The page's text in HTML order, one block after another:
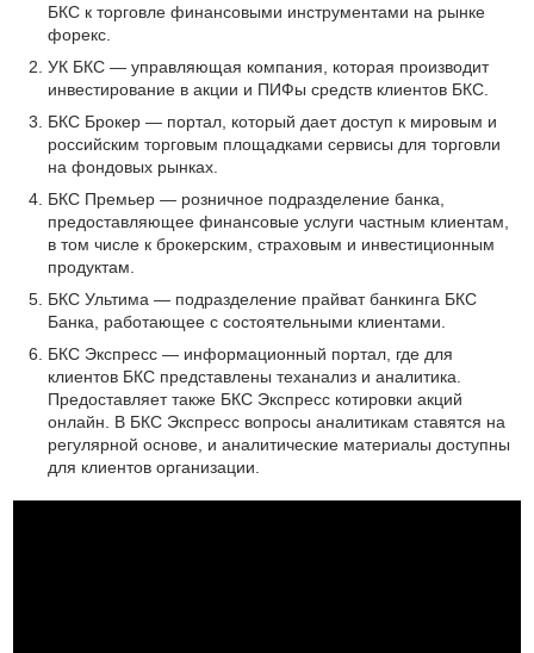
БКС к торговле финансовыми инструментами на рынке
форекс.
УК БКС — управляющая компания, которая производит
инвестирование в акции и ПИФы средств клиентов БКС.
БКС Брокер — портал, который дает доступ к мировым и
российским торговым площадками сервисы для торговли
на фондовых рынках.
БКС Премьер — розничное подразделение банка,
предоставляющее финансовые услуги частным клиентам,
в том числе к брокерским, страховым и инвестиционным
продуктам.
БКС Ультима — подразделение прайват банкинга БКС
Банка, работающее с состоятельными клиентами.
БКС Экспресс — информационный портал, где для
клиентов БКС представлены теханализ и аналитика.
Предоставляет также БКС Экспресс котировки акций
онлайн. В БКС Экспресс вопросы аналитикам ставятся на
регулярной основе, и аналитические материалы доступны
для клиентов организации.